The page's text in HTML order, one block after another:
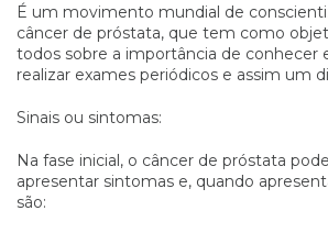
É um movimento mundial de
câncer de próstata, que tem como
todos sobre a importância de conhecer
realizar exames periódicos e assim um
Sinais ou sintomas:
Na fase inicial, o câncer de próstata
apresentar sintomas e, quando
são: